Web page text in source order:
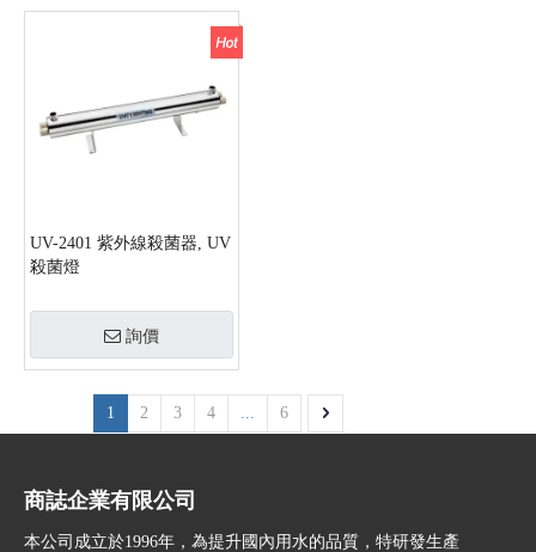
UV-2401 紫外線殺菌器, UV
殺菌燈
詢價
1 2 3 4 6
商誌企業有限公司
本公司成立於1996年，為提升國內用水的品質，特研發生產